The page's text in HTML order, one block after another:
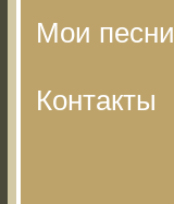
Мои песни
Контакты